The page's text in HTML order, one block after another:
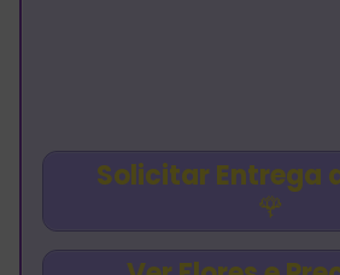
Solicitar Entrega
🌹